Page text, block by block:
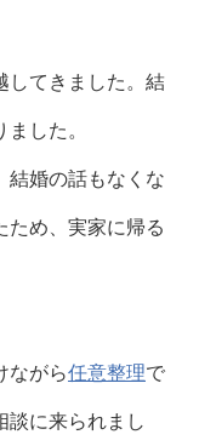
してきました。結
した。
結婚の話もなくな
ため、実家に帰る
ながら任意整理で
談に来られまし